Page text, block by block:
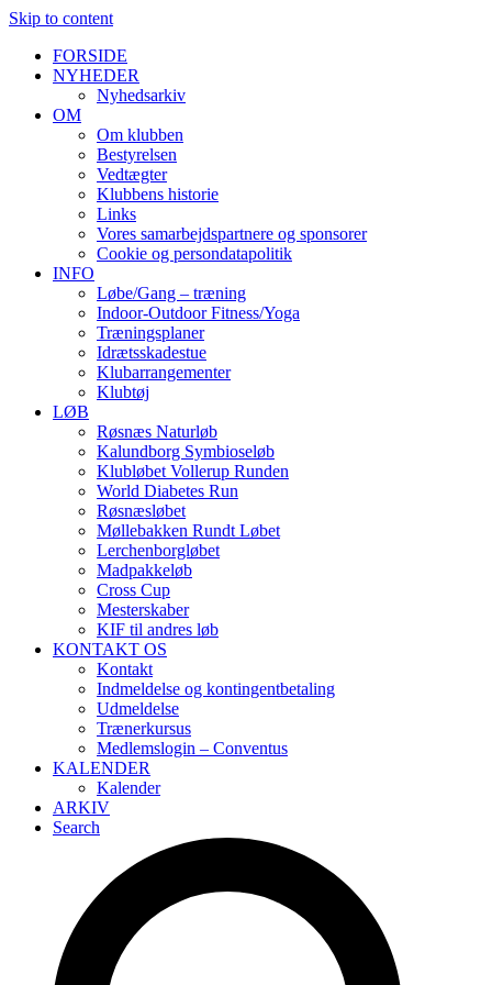
Skip to content
FORSIDE
NYHEDER
Nyhedsarkiv
OM
Om klubben
Bestyrelsen
Vedtægter
Klubbens historie
Links
Vores samarbejdspartnere og sponsorer
Cookie og persondatapolitik
INFO
Løbe/Gang – træning
Indoor-Outdoor Fitness/Yoga
Træningsplaner
Idrætsskadestue
Klubarrangementer
Klubtøj
LØB
Røsnæs Naturløb
Kalundborg Symbioseløb
Klubløbet Vollerup Runden
World Diabetes Run
Røsnæsløbet
Møllebakken Rundt Løbet
Lerchenborgløbet
Madpakkeløb
Cross Cup
Mesterskaber
KIF til andres løb
KONTAKT OS
Kontakt
Indmeldelse og kontingentbetaling
Udmeldelse
Trænerkursus
Medlemslogin – Conventus
KALENDER
Kalender
ARKIV
Search